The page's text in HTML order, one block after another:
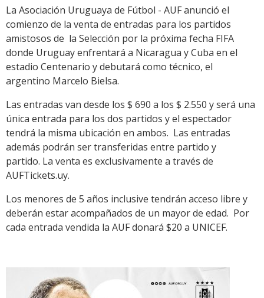
Link
La Asociación Uruguaya de Fútbol - AUF anunció el
comienzo de la venta de entradas para los partidos
amistosos de la Selección por la próxima fecha FIFA
donde Uruguay enfrentará a Nicaragua y Cuba en el
estadio Centenario y debutará como técnico, el
argentino Marcelo Bielsa.
Las entradas van desde los $ 690 a los $ 2.550 y será una
única entrada para los dos partidos y el espectador
tendrá la misma ubicación en ambos. Las entradas
además podrán ser transferidas entre partido y
partido. La venta es exclusivamente a través de
AUFTickets.uy.
Los menores de 5 años inclusive tendrán acceso libre y
deberán estar acompañados de un mayor de edad. Por
cada entrada vendida la AUF donará $20 a UNICEF.